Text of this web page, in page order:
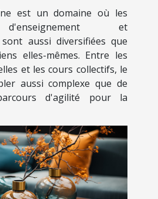
canine
est un domaine où les
et
aussi diversifiées que
elles-mêmes. Entre les
et les cours collectifs, le
aussi complexe que de
d'agilité pour la